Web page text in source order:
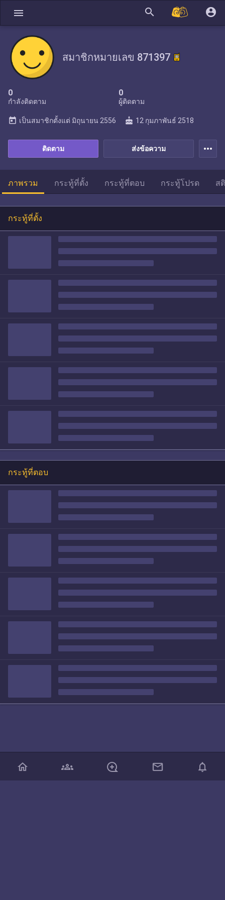
menu search account_circle
สมาชิกหมายเลข 871397
0
กำลังติดตาม
0
ผู้ติดตาม
ส่งข้อความ
ติดตาม
today เป็นสมาชิกตั้งแต่ มิถุนายน 2556 cake 12 กุมภาพันธ์ 2518
more_horiz
ภาพรวม กระทู้ที่ตั้ง กระทู้ที่ตอบ กระทู้โปรด ส
กระทู้ที่ตั้ง
กระทู้ที่ตอบ